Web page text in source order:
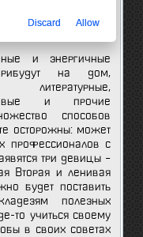
подборке для них
и энергичные
на дом,
и прочие
способов
осторожны: может
профессионалов с
три девицы –
Вторая и ленивая
будет поставить
полезных
то учиться своему
в своих советах
Discard Allow